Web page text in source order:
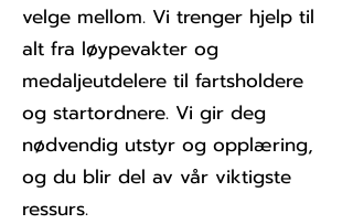
velge mellom. Vi trenger hjelp til
alt fra løypevakter og
medaljeutdelere til fartsholdere
og startordnere. Vi gir deg
nødvendig utstyr og opplæring,
og du blir del av vår viktigste
ressurs.